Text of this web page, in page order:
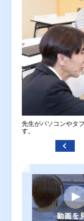
先生がパソコンやタ
す。